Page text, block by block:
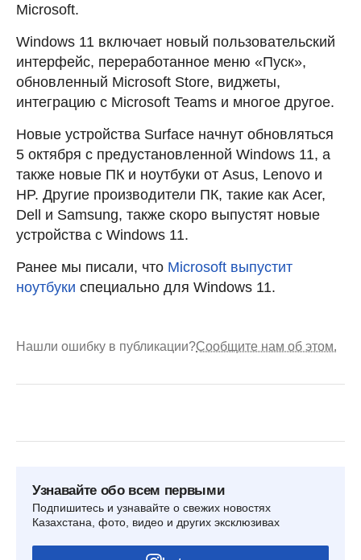
Microsoft.
Windows 11 включает новый пользовательский
интерфейс, переработанное меню «Пуск»,
обновленный Microsoft Store, виджеты,
интеграцию с Microsoft Teams и многое другое.
Новые устройства Surface начнут обновляться
5 октября с предустановленной Windows 11, а
также новые ПК и ноутбуки от Asus, Lenovo и
HP. Другие производители ПК, такие как Acer,
Dell и Samsung, также скоро выпустят новые
устройства с Windows 11.
Ранее мы писали, что Microsoft выпустит
ноутбуки специально для Windows 11.
Нашли ошибку в публикации?Сообщите нам об этом.
Узнавайте обо всем первыми
Подпишитесь и узнавайте о свежих новостях
Казахстана, фото, видео и других эксклюзивах